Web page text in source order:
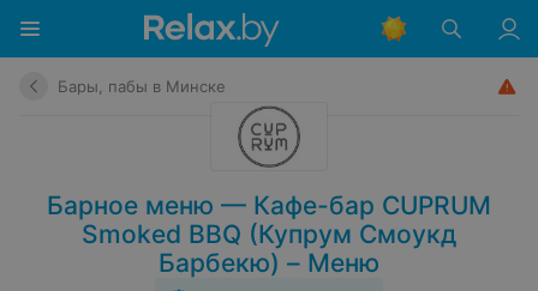
Бары, пабы в Минске
Барное меню — Кафе-бар CUPRUM
Smoked BBQ (Купрум Смоукд
Барбекю) – Меню